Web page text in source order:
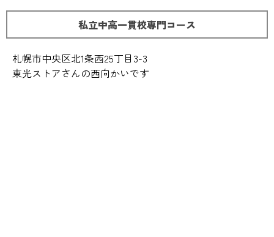
私立中高一貫校専門コース
札幌市中央区北1条西25丁目3-3
東光ストアさんの西向かいです